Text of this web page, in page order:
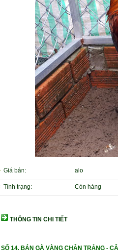
Giá bán: alo
Tình trạng: Còn hàng
THÔNG TIN CHI TIẾT
SỐ 14.BÁN GÀ VÀNG CHÂN TRẮNG -